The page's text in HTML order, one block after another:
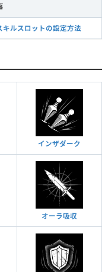
キルスロットの設定方法
インザダーク
オーラ吸収